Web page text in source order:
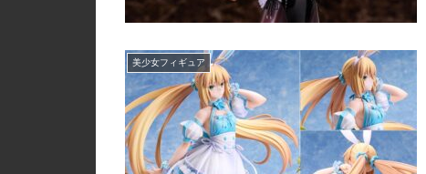
美少女フィギュア